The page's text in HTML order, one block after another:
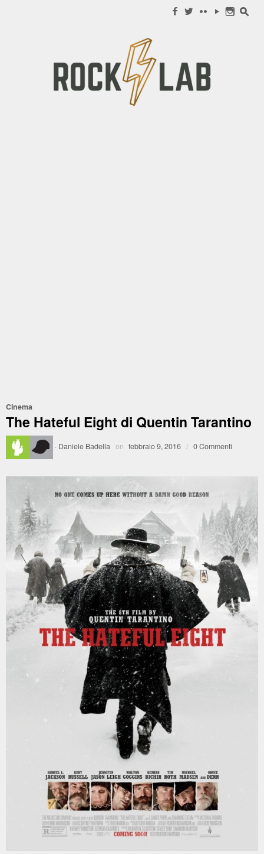
f w c y n s
Cinema
The Hateful Eight di Quentin Tarantino
· Daniele Badella on febbraio 9, 2016 / 0 Commenti